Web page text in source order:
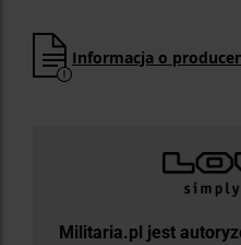
Informacja o
Militaria.pl jest